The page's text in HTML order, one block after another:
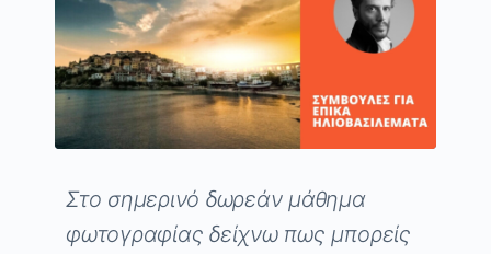
Στο σημερινό δωρεάν μάθημα
φωτογραφίας δείχνω πως μπορείς